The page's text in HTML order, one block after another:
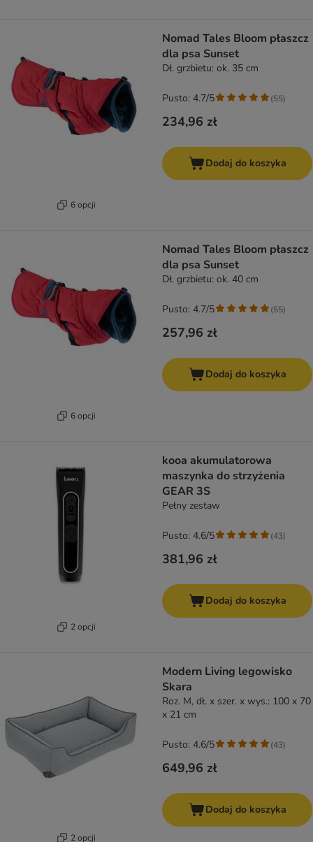
6 opcji
Nomad Tales Bloom płaszcz
dla psa Sunset
Dł. grzbietu: ok. 35 cm
234,96 zł
Pusto: 4.7/5 (55)
Dodaj do koszyka
6 opcji
Nomad Tales Bloom płaszcz
dla psa Sunset
Dł. grzbietu: ok. 40 cm
257,96 zł
Pusto: 4.7/5 (55)
Dodaj do koszyka
2 opcji
kooa akumulatorowa
maszynka do strzyżenia
GEAR 3S
Pełny zestaw
381,96 zł
Pusto: 4.6/5 (43)
Dodaj do koszyka
2 opcji
Modern Living legowisko
Skara
Roz. M, dł. x szer. x wys.: 100 x 70
x 21 cm
649,96 zł
Pusto: 4.6/5 (43)
Dodaj do koszyka